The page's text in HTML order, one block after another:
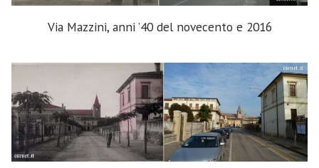
Via Mazzini, anni ’40 del novecento e 2016